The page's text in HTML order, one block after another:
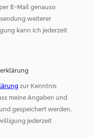
E-Mail genauso
weiterer
kann ich jederzeit
zur Kenntnis
meine Angaben und
gespeichert werden.
jederzeit